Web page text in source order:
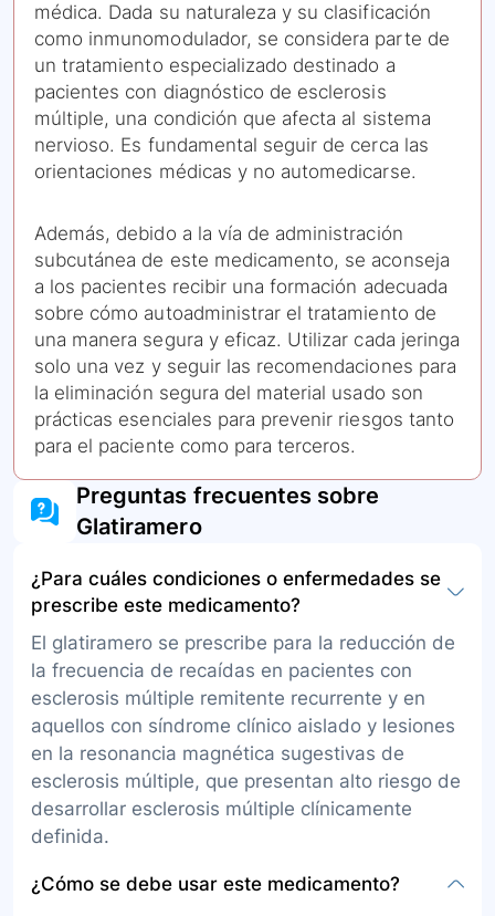
médica. Dada su naturaleza y su clasificación
como inmunomodulador, se considera parte de
un tratamiento especializado destinado a
pacientes con diagnóstico de esclerosis
múltiple, una condición que afecta al sistema
nervioso. Es fundamental seguir de cerca las
orientaciones médicas y no automedicarse.
Además, debido a la vía de administración
subcutánea de este medicamento, se aconseja
a los pacientes recibir una formación adecuada
sobre cómo autoadministrar el tratamiento de
una manera segura y eficaz. Utilizar cada jeringa
solo una vez y seguir las recomendaciones para
la eliminación segura del material usado son
prácticas esenciales para prevenir riesgos tanto
para el paciente como para terceros.
Preguntas frecuentes sobre
Glatiramero
¿Para cuáles condiciones o enfermedades se
prescribe este medicamento?
El glatiramero se prescribe para la reducción de
la frecuencia de recaídas en pacientes con
esclerosis múltiple remitente recurrente y en
aquellos con síndrome clínico aislado y lesiones
en la resonancia magnética sugestivas de
esclerosis múltiple, que presentan alto riesgo de
desarrollar esclerosis múltiple clínicamente
definida.
¿Cómo se debe usar este medicamento?